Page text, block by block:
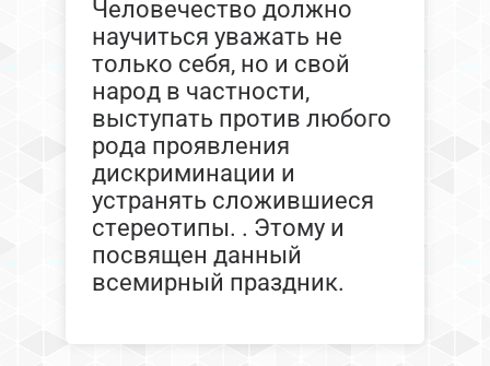
Человечество должно
научиться уважать не
только себя, но и свой
народ в частности,
выступать против любого
рода проявления
дискриминации и
устранять сложившиеся
стереотипы. . Этому и
посвящен данный
всемирный праздник.